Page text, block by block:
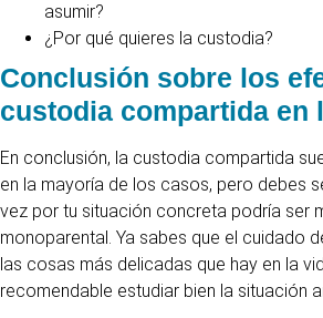
asumir?
¿Por qué quieres la custodia?
Conclusión sobre los
custodia compartida en
En conclusión, la custodia compartida
en la mayoría de los casos, pero debes
vez por tu situación concreta podría ser
monoparental. Ya sabes que el cuidado
las cosas más delicadas que hay en la
recomendable estudiar bien la situación